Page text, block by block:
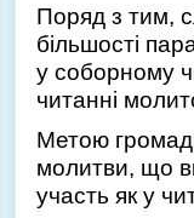
Поряд з тим,
більшості
у соборному
читанні
Метою
молитви, що
участь як у